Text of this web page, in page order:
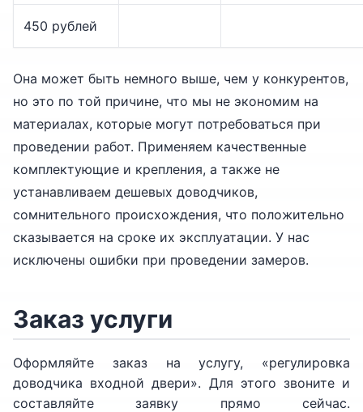
450 рублей
Она может быть немного выше, чем у конкурентов,
но это по той причине, что мы не экономим на
материалах, которые могут потребоваться при
проведении работ. Применяем качественные
комплектующие и крепления, а также не
устанавливаем дешевых доводчиков,
сомнительного происхождения, что положительно
сказывается на сроке их эксплуатации. У нас
исключены ошибки при проведении замеров.
Заказ услуги
Оформляйте заказ на услугу, «регулировка
доводчика входной двери». Для этого звоните и
составляйте заявку прямо сейчас.